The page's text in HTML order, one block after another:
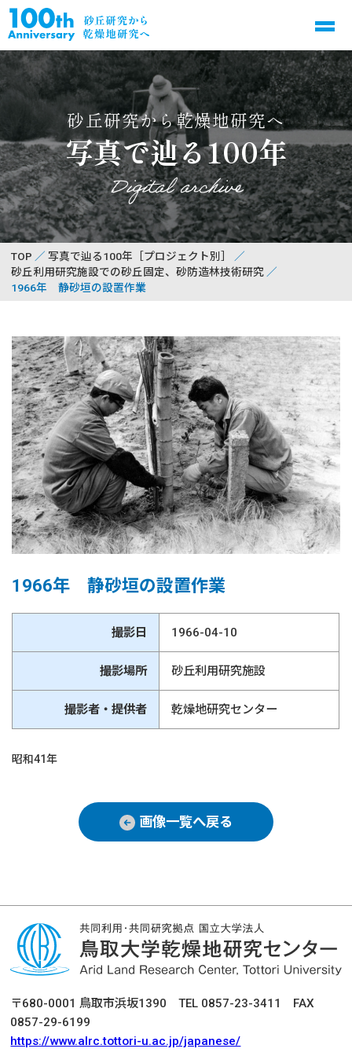
砂丘研究から乾燥地研究へ
写真で辿る100年
Digital archive
TOP
写真で辿る100年［プロジェクト別］
砂丘利用研究施設での砂丘固定、砂防造林技術研究
1966年 静砂垣の設置作業
1966年 静砂垣の設置作業
撮影日 1966-04-10
撮影場所 砂丘利用研究施設
撮影者・提供者 乾燥地研究センター
昭和41年
画像一覧へ戻る
〒680-0001 鳥取市浜坂1390 TEL 0857-23-3411 FAX
0857-29-6199
https://www.alrc.tottori-u.ac.jp/japanese/